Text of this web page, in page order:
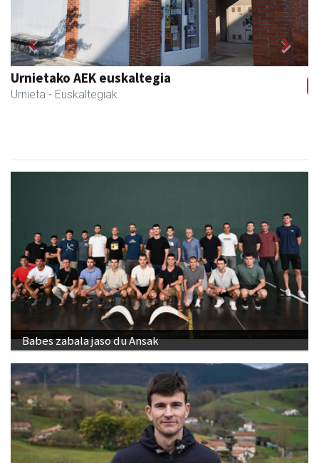
Guria
Urnieta - Jatetxeak
Previous Next
Babes zabala jaso du Ansak